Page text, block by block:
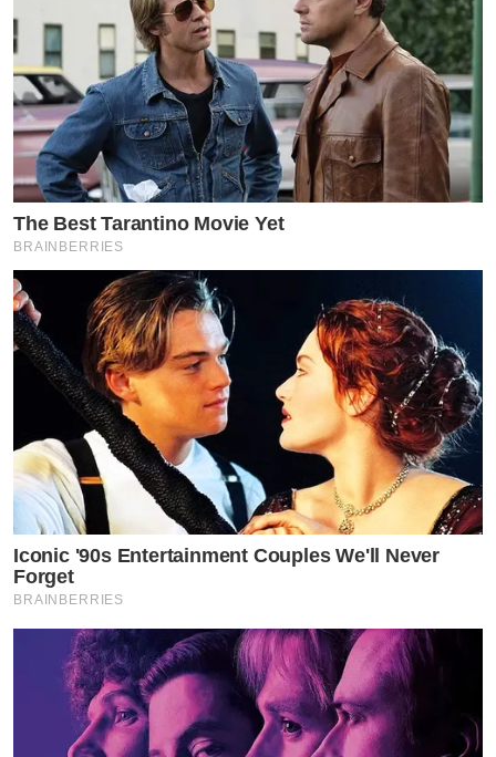
The Best Tarantino Movie Yet
BRAINBERRIES
Iconic '90s Entertainment Couples We'll Never
Forget
BRAINBERRIES